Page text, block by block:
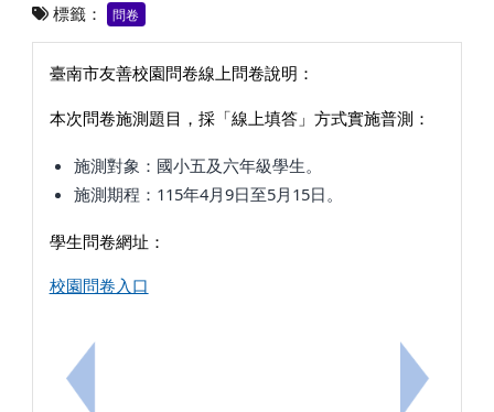
標籤： 問卷
上一筆：轉知115 年縣市學生學習能力檢測問卷網站
臺南市友善校園問卷線上問卷說明：
本次問卷施測題目，採「線上填答」方式實施普測：
施測對象：國小五及六年級學生。
施測期程：115年4月9日至5月15日。
學生問卷網址：
校園問卷入口
下一筆：